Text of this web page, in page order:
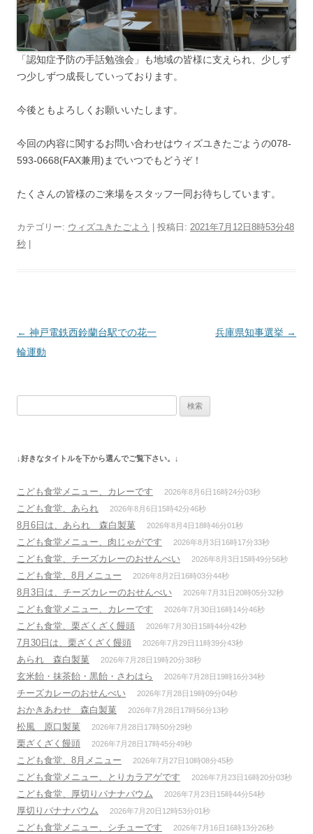
「認知症予防の手話勉強会」も地域の皆様に支えられ、少しず
つ少しずつ成長していっております。
今後ともよろしくお願いいたします。
今回の内容に関するお問い合わせはウィズユきたごようの078-
593-0668(FAX兼用)までいつでもどうぞ！
たくさんの皆様のご来場をスタッフ一同お待ちしています。
カテゴリー: ウィズユきたごよう | 投稿日: 2021年7月12日8時53分48
秒
投
稿
ン
← 神戸電鉄西鈴蘭台駅での花一
輪運動
兵庫県知事選挙 →
↓好きなタイトルを下から選んでご覧下さい。↓
こども食堂メニュー、カレーです 2026年8月6日16時24分03秒
こども食堂、あられ 2026年8月6日15時42分46秒
8月6日は、あられ 森白製菓 2026年8月4日18時46分01秒
こども食堂メニュー、肉じゃがです 2026年8月3日16時17分33秒
こども食堂、チーズカレーのおせんべい 2026年8月3日15時49分56秒
こども食堂、8月メニュー 2026年8月2日16時03分44秒
8月3日は、チーズカレーのおせんべい 2026年7月31日20時05分32秒
こども食堂メニュー、カレーです 2026年7月30日16時14分46秒
こども食堂、栗ざくざく饅頭 2026年7月30日15時44分42秒
7月30日は、栗ざくざく饅頭 2026年7月29日11時39分43秒
あられ 森白製菓 2026年7月28日19時20分38秒
玄米飴・抹茶飴・黒飴・さわはら 2026年7月28日19時16分34秒
チーズカレーのおせんべい 2026年7月28日19時09分04秒
おかきあわせ 森白製菓 2026年7月28日17時56分13秒
松風 原口製菓 2026年7月28日17時50分29秒
栗ざくざく饅頭 2026年7月28日17時45分49秒
こども食堂、8月メニュー 2026年7月27日10時08分45秒
こども食堂メニュー、とりカラアゲです 2026年7月23日16時20分03秒
こども食堂、厚切りバナナバウム 2026年7月23日15時44分54秒
厚切りバナナバウム 2026年7月20日12時53分01秒
こども食堂メニュー、シチューです 2026年7月16日16時13分26秒